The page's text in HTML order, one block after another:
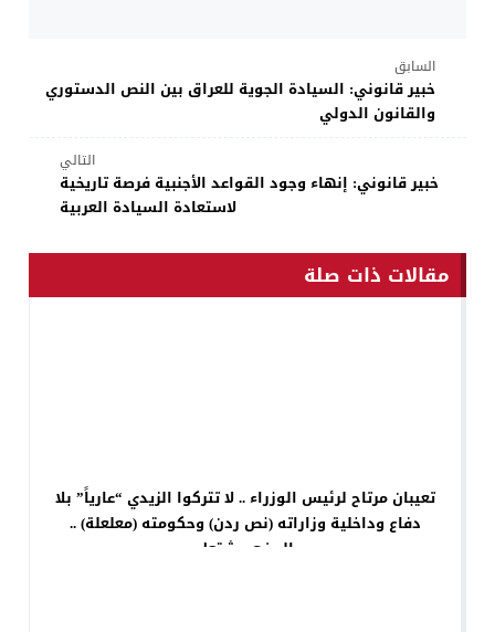
السابق
خبير قانوني: السيادة الجوية للعراق بين النص الدستوري
والقانون الدولي
التالي
خبير قانوني: إنهاء وجود القواعد الأجنبية فرصة تاريخية
لاستعادة السيادة العربية
مقالات ذات صلة
تعيبان مرتاح لرئيس الوزراء .. لا تتركوا الزيدي “عارياً” بلا
دفاع وداخلية وزاراته (نص ردن) وحكومته (معلعلة) ..
الوضع مشتعل